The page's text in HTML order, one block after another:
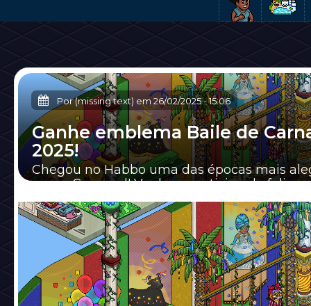
Por (missing text) em 26/02/2025-15:06
Ganhe emblema Baile de
2025!
Chegou no Habbo uma das épocas mais
ano: o Carnaval! Venha e participe da folia